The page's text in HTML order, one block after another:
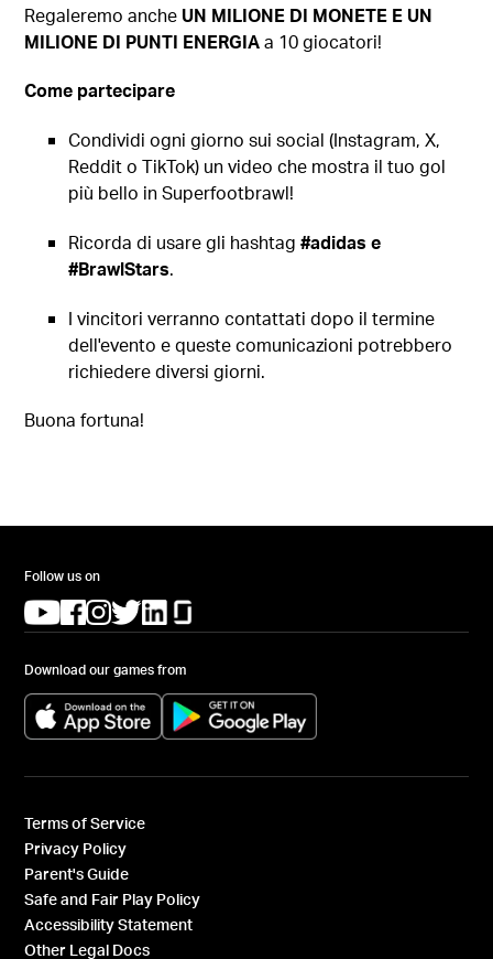
Regaleremo anche UN MILIONE DI MONETE E UN
MILIONE DI PUNTI ENERGIAa 10 giocatori!
Come partecipare
Condividi ogni giorno sui social (Instagram, X,
Reddit o TikTok) un video che mostra il tuo gol
più bello in Superfootbrawl!
Ricorda di usare gli hashtag#adidas e
#BrawlStars.
I vincitori verranno contattati dopo il termine
dell'evento e queste comunicazioni potrebbero
richiedere diversi giorni.
Buona fortuna!
Follow us on
(opens in a new tab)
(opens in a new tab)
(opens in a new tab)
(opens in a new tab)
(opens in a new tab)
Download our games from
(opens in a new tab) (opens in a new tab)
Terms of Service
Privacy Policy
Parent's Guide
Safe and Fair Play Policy
Accessibility Statement
Other Legal Docs